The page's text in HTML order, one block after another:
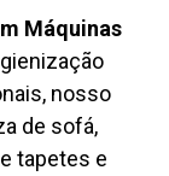
Máquinas
nosso
de sofá,
tapetes e